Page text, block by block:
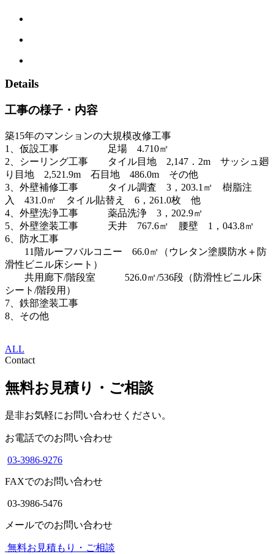
Details
工事の様子・内容
築15年のマンションの大規模改修工事
1、仮設工事 足場 4.710㎡
2、シーリング工事 タイル目地 2,147．2m サッシュ廻
り目地 2,521.9m 石目地 486.0m その他
3、外壁補修工事 タイル調査 3，203.1㎡ 樹脂注
入 431.0㎡ タイル貼替え 6，261.0枚 他
4、外壁洗浄工事 薬品洗浄 3，202.9㎡
5、外壁塗装工事 天井 767.6㎡ 腰壁 1，043.8㎡
6、防水工事
11階ルーフバルコニー 66.0㎡（ウレタン塗膜防水＋防
滑性ビニル床シート）
共用廊下/階段室 526.0㎡/536段（防滑性ビニル床
シート/階段用）
7、鉄部塗装工事
8、その他
ALL
Contact
無料お見積り・ご相談
是非お気軽にお問い合わせください。
お電話でのお問い合わせ
03-3986-9276
FAXでのお問い合わせ
03-3986-5476
メールでのお問い合わせ
無料お見積もり・ご相談